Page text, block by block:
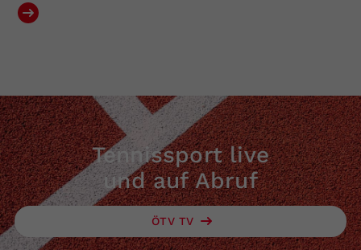
Tennissport live
und auf Abruf
ÖTV TV